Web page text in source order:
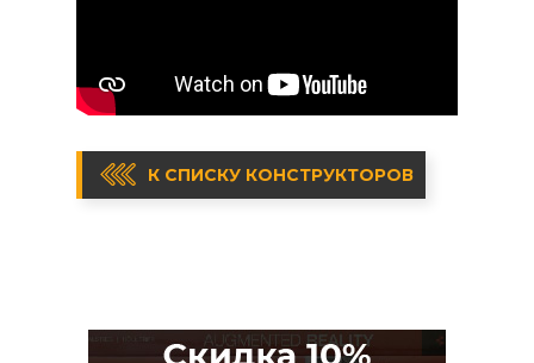
К СПИСКУ КОНСТРУКТОРОВ